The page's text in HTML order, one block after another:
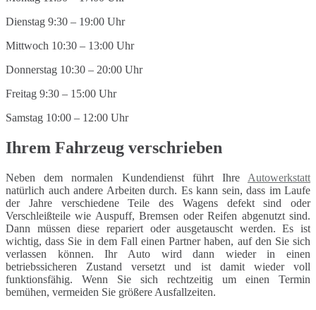
Dienstag 9:30 – 19:00 Uhr
Mittwoch 10:30 – 13:00 Uhr
Donnerstag 10:30 – 20:00 Uhr
Freitag 9:30 – 15:00 Uhr
Samstag 10:00 – 12:00 Uhr
Ihrem Fahrzeug verschrieben
Neben dem normalen Kundendienst führt Ihre Autowerkstatt
natürlich auch andere Arbeiten durch. Es kann sein, dass im Laufe
der Jahre verschiedene Teile des Wagens defekt sind oder
Verschleißteile wie Auspuff, Bremsen oder Reifen abgenutzt sind.
Dann müssen diese repariert oder ausgetauscht werden. Es ist
wichtig, dass Sie in dem Fall einen Partner haben, auf den Sie sich
verlassen können. Ihr Auto wird dann wieder in einen
betriebssicheren Zustand versetzt und ist damit wieder voll
funktionsfähig. Wenn Sie sich rechtzeitig um einen Termin
bemühen, vermeiden Sie größere Ausfallzeiten.